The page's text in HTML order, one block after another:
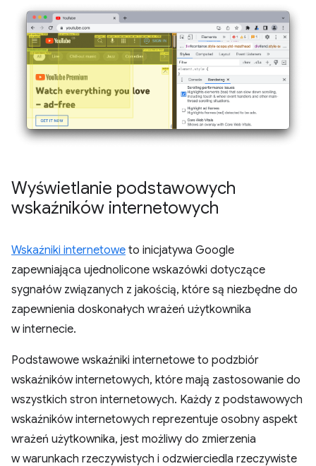
Wyświetlanie podstawowych
wskaźników internetowych
Wskaźniki internetowe to inicjatywa Google
zapewniająca ujednolicone wskazówki dotyczące
sygnałów związanych z jakością, które są niezbędne do
zapewnienia doskonałych wrażeń użytkownika
w internecie.
Podstawowe wskaźniki internetowe to podzbiór
wskaźników internetowych, które mają zastosowanie do
wszystkich stron internetowych. Każdy z podstawowych
wskaźników internetowych reprezentuje osobny aspekt
wrażeń użytkownika, jest możliwy do zmierzenia
w warunkach rzeczywistych i odzwierciedla rzeczywiste